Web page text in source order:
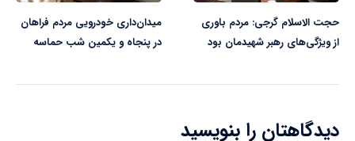
حجت الاسلام گرجی: مردم باوری
از ویژگی‌های رهبر شهیدمان بود
میدان‌داری خودرویی مردم فراهان
در پنجاه و یکمین شب حماسه
دیدگاهتان را بنویسید